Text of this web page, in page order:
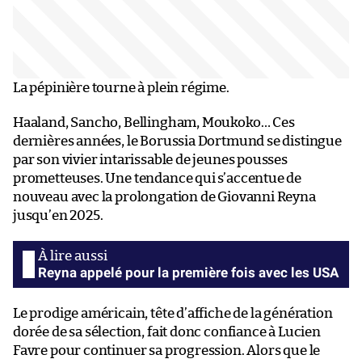
La pépinière tourne à plein régime.
Haaland, Sancho, Bellingham, Moukoko… Ces
dernières années, le Borussia Dortmund se distingue
par son vivier intarissable de jeunes pousses
prometteuses. Une tendance qui s’accentue de
nouveau avec la prolongation de Giovanni Reyna
jusqu’en 2025.
Reyna appelé pour la première fois avec les USA
Le prodige américain, tête d’affiche de la génération
dorée de sa sélection, fait donc confiance à Lucien
Favre pour continuer sa progression. Alors que le